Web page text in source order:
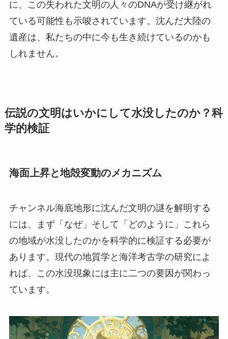
に、この失われた文明の人々のDNAが受け継がれ
ている可能性も示唆されています。沈んだ大陸の
遺産は、私たちの中に今も生き続けているのかも
しれません。
伝説の文明はいかにして水没したのか？科
学的検証
海面上昇と地殻変動のメカニズム
チャンネル海底地形に沈んだ文明の謎を解明する
には、まず「なぜ」そして「どのように」これら
の地域が水没したのかを科学的に検証する必要が
あります。現代の地質学と海洋考古学の研究によ
れば、この水没現象には主に二つの要因が関わっ
ています。